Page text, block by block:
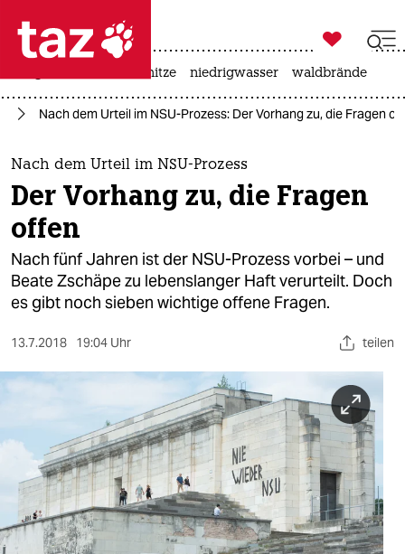
 taz zahl ich
taz zahl ich
themen
politik
öko
gesellschaft
sport
nord
wahrheit
verlag

taz zahl ich
hitze niedrigwasser waldbrände
Nach dem Urteil im NSU-Prozess: Der Vorhang zu, die Fragen
Nach dem Urteil im NSU-Prozess
Der Vorhang zu, die Fragen
offen
Nach fünf Jahren ist der NSU-Prozess vorbei – und
Beate Zschäpe zu lebenslanger Haft verurteilt. Doch
es gibt noch sieben wichtige offene Fragen.
13.7.2018 19:04 Uhr teilen